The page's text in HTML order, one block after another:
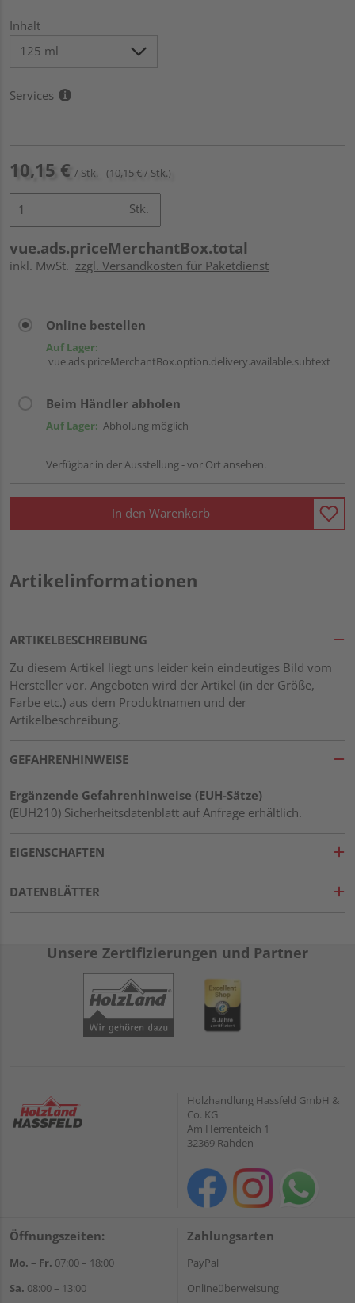
Inhalt
Services
10,15 € / Stk. (10,15 € / Stk.)
Stk.
vue.ads.priceMerchantBox.total
inkl. MwSt. zzgl. Versandkosten für Paketdienst
Online bestellen
Auf Lager:
vue.ads.priceMerchantBox.option.delivery.available.subtext
Beim Händler abholen
Auf Lager: Abholung möglich
Verfügbar in der Ausstellung - vor Ort ansehen.
In den Warenkorb
Artikelinformationen
ARTIKELBESCHREIBUNG
Zu diesem Artikel liegt uns leider kein eindeutiges Bild vom
Hersteller vor. Angeboten wird der Artikel (in der Größe,
Farbe etc.) aus dem Produktnamen und der
Artikelbeschreibung.
GEFAHRENHINWEISE
Ergänzende Gefahrenhinweise (EUH-Sätze)
(EUH210) Sicherheitsdatenblatt auf Anfrage erhältlich.
EIGENSCHAFTEN
DATENBLÄTTER
Unsere Zertifizierungen und Partner
Holzhandlung Hassfeld GmbH &
Co. KG
Am Herrenteich 1
32369 Rahden
Öffnungszeiten:
Mo. – Fr. 07:00 – 18:00
Sa. 08:00 – 13:00
Zahlungsarten
PayPal
Onlineüberweisung